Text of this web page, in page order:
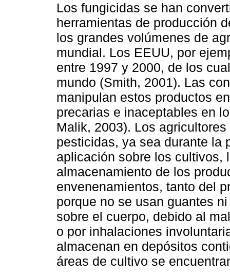
Los fungicidas se han
herramientas de producción
los grandes volúmenes de
mundial. Los EEUU, por
entre 1997 y 2000, de los
mundo (Smith, 2001). Las
manipulan estos productos
precarias e inaceptables en
Malik, 2003). Los
pesticidas, ya sea durante la
aplicación sobre los cultivos,
almacenamiento de los
envenenamientos, tanto del
porque no se usan guantes
sobre el cuerpo, debido al
o por inhalaciones
almacenan en depósitos
áreas de cultivo se